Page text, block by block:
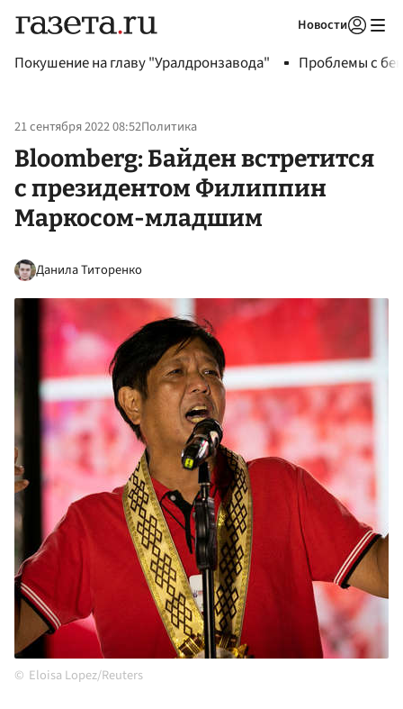
Новости
Покушение на главу "Уралдронзавода" Проблемы с
21 сентября 2022 08:52Политика
Bloomberg: Байден встретится
с президентом Филиппин
Маркосом-младшим
Данила Титоренко
Eloisa Lopez/Reuters